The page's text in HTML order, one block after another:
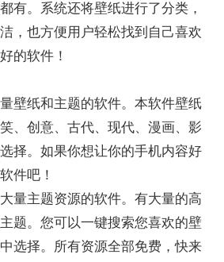
有。系统还将壁纸进行了分类，
，也方便用户轻松找到自己喜欢
的软件！
壁纸和主题的软件。本软件壁纸
、创意、古代、现代、漫画、影
择。如果你想让你的手机内容好
件吧！
量主题资源的软件。有大量的高
题。您可以一键搜索您喜欢的壁
选择。所有资源全部免费，快来